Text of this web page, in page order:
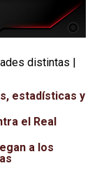
distintas |
estadísticas y
el Real
a los